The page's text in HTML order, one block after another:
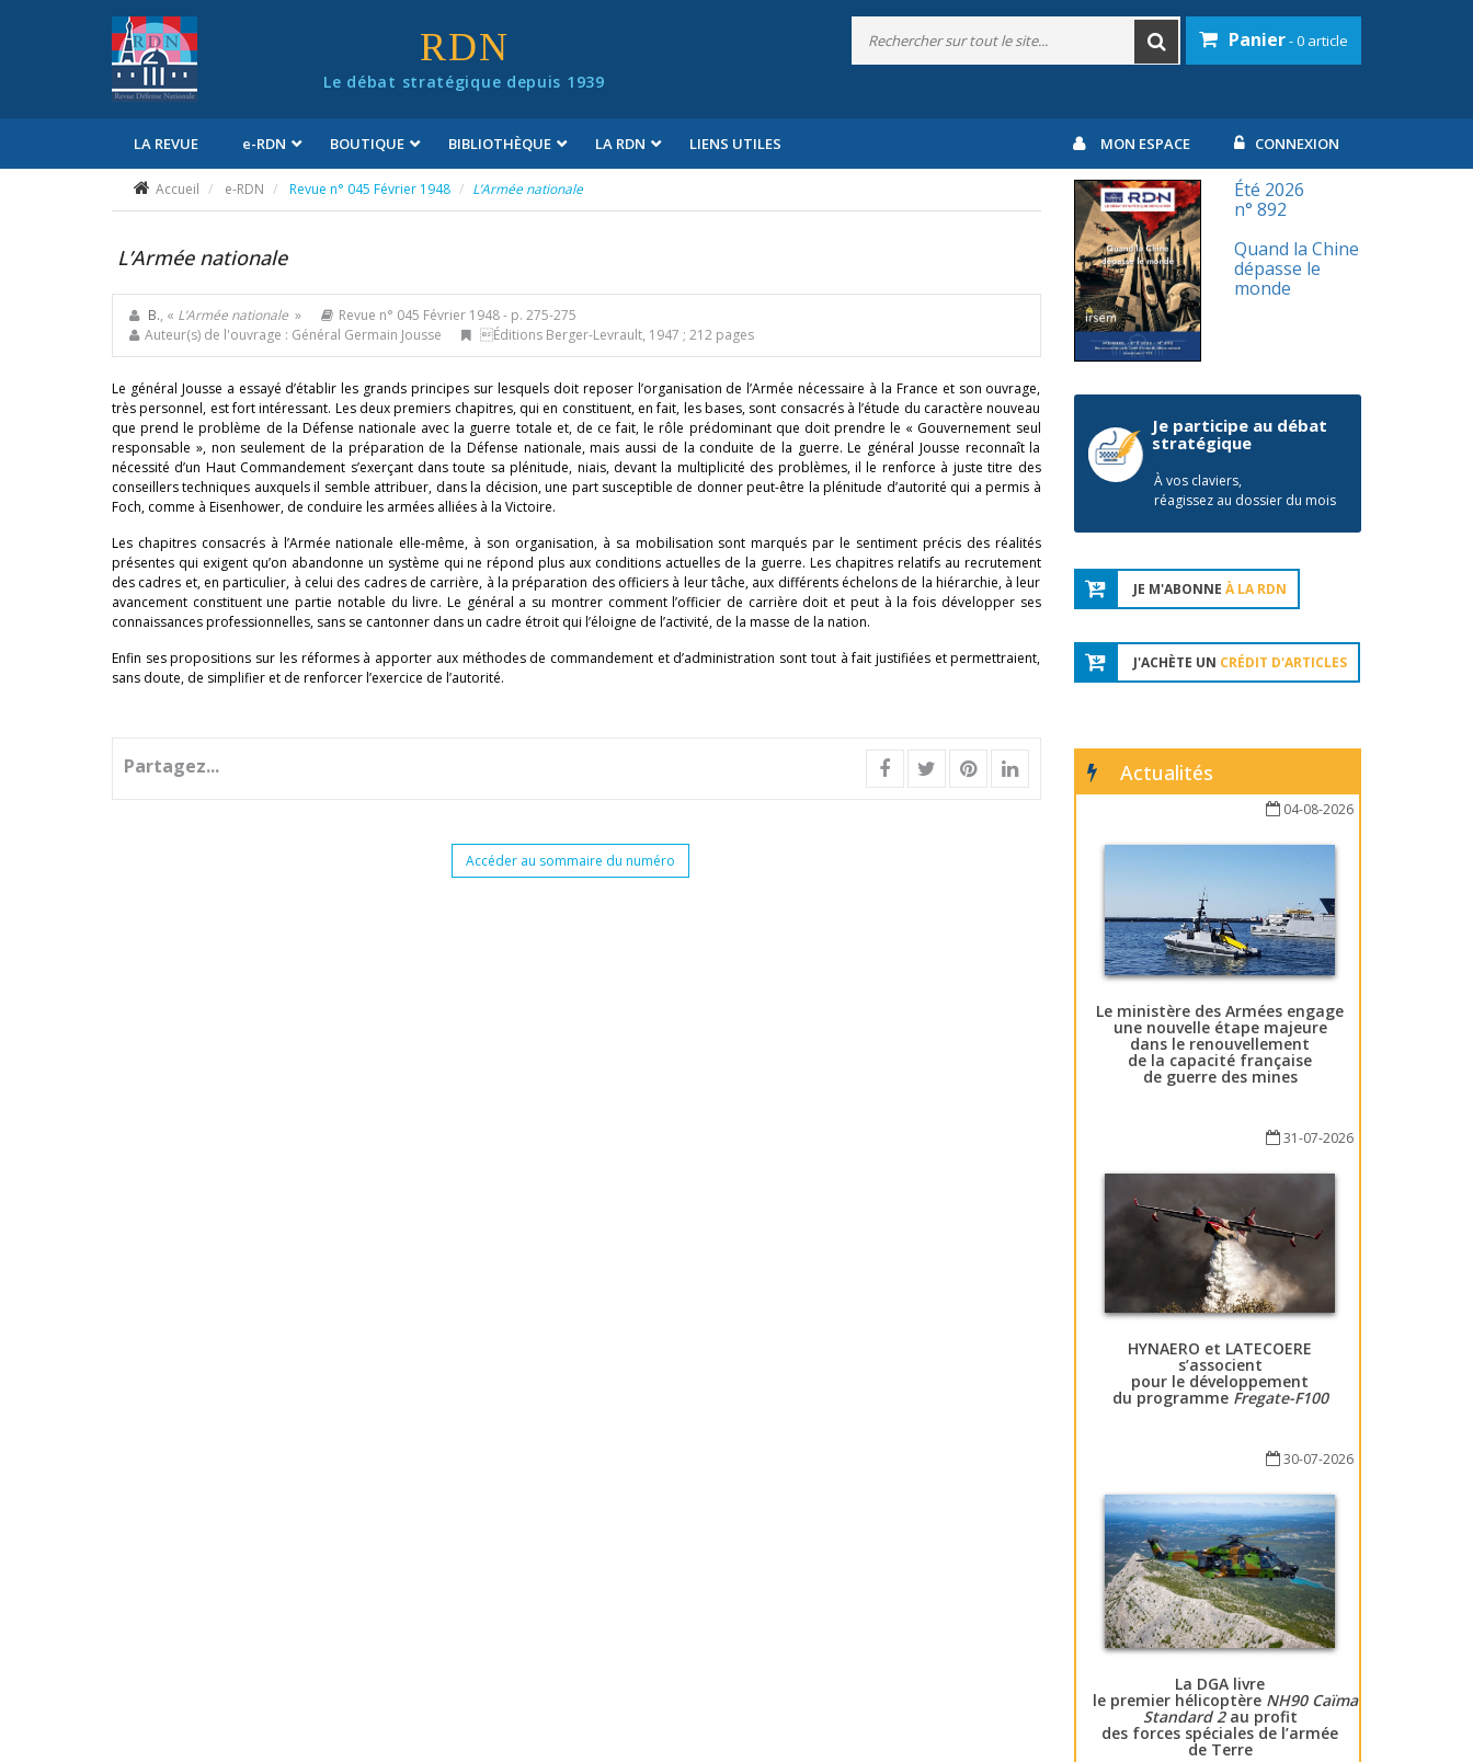
RDN
Le débat stratégique depuis 1939
Panier- 0 article
LA REVUE e-RDN BOUTIQUE BIBLIOTHÈQUE LA RDN LIENS UTILES MON ESPACE CONNEXION
Accueil e-RDN Revue n° 045 Février 1948 L’Armée nationale
L’Armée nationale
B., « L’Armée nationale » Revue n° 045 Février 1948- p. 275-275
Auteur(s) de l'ouvrage : Général Germain Jousse
Éditions Berger-Levrault, 1947 ; 212 pages
Le général Jousse a essayé d’établir les grands principes sur lesquels doit reposer l’organisation de l’Armée nécessaire à la France et son ouvrage,
très personnel, est fort intéressant. Les deux premiers chapitres, qui en constituent, en fait, les bases, sont consacrés à l’étude du caractère nouveau
que prend le problème de la Défense nationale avec la guerre totale et, de ce fait, le rôle prédominant que doit prendre le « Gouvernement seul
responsable », non seulement de la préparation de la Défense nationale, mais aussi de la conduite de la guerre. Le général Jousse reconnaît la
nécessité d’un Haut Commandement s’exerçant dans toute sa plénitude, niais, devant la multiplicité des problèmes, il le renforce à juste titre des
conseillers techniques auxquels il semble attribuer, dans la décision, une part susceptible de donner peut-être la plénitude d’autorité qui a permis à
Foch, comme à Eisenhower, de conduire les armées alliées à la Victoire.
Les chapitres consacrés à l’Armée nationale elle-même, à son organisation, à sa mobilisation sont marqués par le sentiment précis des réalités
présentes qui exigent qu’on abandonne un système qui ne répond plus aux conditions actuelles de la guerre. Les chapitres relatifs au recrutement
des cadres et, en particulier, à celui des cadres de carrière, à la préparation des officiers à leur tâche, aux différents échelons de la hiérarchie, à leur
avancement constituent une partie notable du livre. Le général a su montrer comment l’officier de carrière doit et peut à la fois développer ses
connaissances professionnelles, sans se cantonner dans un cadre étroit qui l’éloigne de l’activité, de la masse de la nation.
Enfin ses propositions sur les réformes à apporter aux méthodes de commandement et d’administration sont tout à fait justifiées et permettraient,
sans doute, de simplifier et de renforcer l’exercice de l’autorité.
Partagez...
Accéder au sommaire du numéro
Été 2026
n° 892
Quand la Chine
dépasse le
monde
Je participe au débat
stratégique
À vos claviers,
réagissez au dossier du mois
JE M'ABONNE À LA RDN
J'ACHÈTE UN CRÉDIT D'ARTICLES
Actualités
04-08-2026
Le ministère des Armées engage
une nouvelle étape majeure
dans le renouvellement
de la capacité française
de guerre des mines
31-07-2026
HYNAERO et LATECOERE
s’associent
pour le développement
du programme Fregate-F100
30-07-2026
La DGA livre
le premier hélicoptère NH90 Caïman
Standard 2au profit
des forces spéciales de l’armée
de Terre